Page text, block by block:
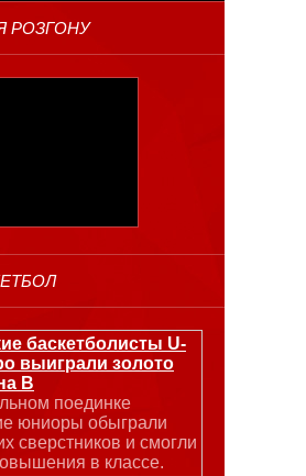
РОЗГОНУ
баскетболисты U-
выиграли золото
В
поединке
юниоры обыграли
сверстников и смогли
в классе.